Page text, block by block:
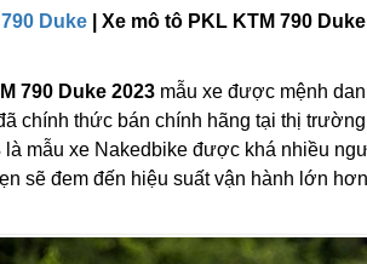
Duke | Xe mô tô PKL KTM 790
790 Duke 2023 mẫu xe được mệnh
chính thức bán chính hãng tại thị
là mẫu xe Nakedbike được khá nhiều
sẽ đem đến hiệu suất vận hành lớn